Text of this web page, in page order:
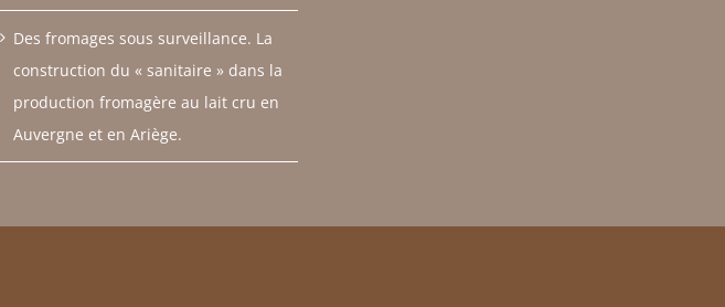
Des fromages sous surveillance. La
construction du « sanitaire » dans la
production fromagère au lait cru en
Auvergne et en Ariège.